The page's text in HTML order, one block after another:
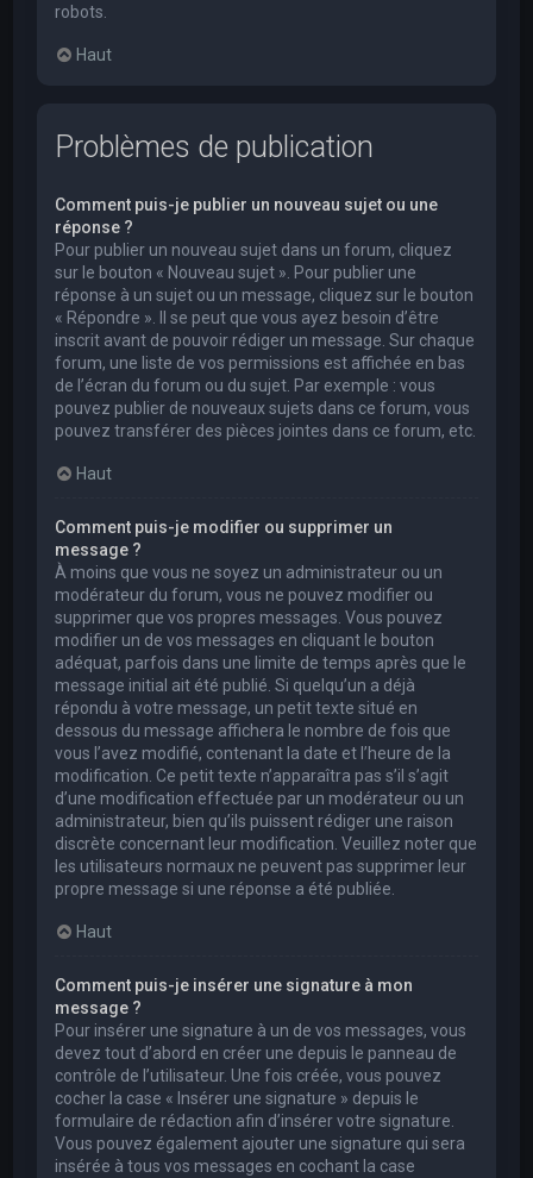
robots.
Haut
Problèmes de publication
Comment puis-je publier un nouveau sujet ou une
réponse ?
Pour publier un nouveau sujet dans un forum, cliquez
sur le bouton « Nouveau sujet ». Pour publier une
réponse à un sujet ou un message, cliquez sur le bouton
« Répondre ». Il se peut que vous ayez besoin d’être
inscrit avant de pouvoir rédiger un message. Sur chaque
forum, une liste de vos permissions est affichée en bas
de l’écran du forum ou du sujet. Par exemple : vous
pouvez publier de nouveaux sujets dans ce forum, vous
pouvez transférer des pièces jointes dans ce forum, etc.
Haut
Comment puis-je modifier ou supprimer un
message ?
À moins que vous ne soyez un administrateur ou un
modérateur du forum, vous ne pouvez modifier ou
supprimer que vos propres messages. Vous pouvez
modifier un de vos messages en cliquant le bouton
adéquat, parfois dans une limite de temps après que le
message initial ait été publié. Si quelqu’un a déjà
répondu à votre message, un petit texte situé en
dessous du message affichera le nombre de fois que
vous l’avez modifié, contenant la date et l’heure de la
modification. Ce petit texte n’apparaîtra pas s’il s’agit
d’une modification effectuée par un modérateur ou un
administrateur, bien qu’ils puissent rédiger une raison
discrète concernant leur modification. Veuillez noter que
les utilisateurs normaux ne peuvent pas supprimer leur
propre message si une réponse a été publiée.
Haut
Comment puis-je insérer une signature à mon
message ?
Pour insérer une signature à un de vos messages, vous
devez tout d’abord en créer une depuis le panneau de
contrôle de l’utilisateur. Une fois créée, vous pouvez
cocher la case « Insérer une signature » depuis le
formulaire de rédaction afin d’insérer votre signature.
Vous pouvez également ajouter une signature qui sera
insérée à tous vos messages en cochant la case